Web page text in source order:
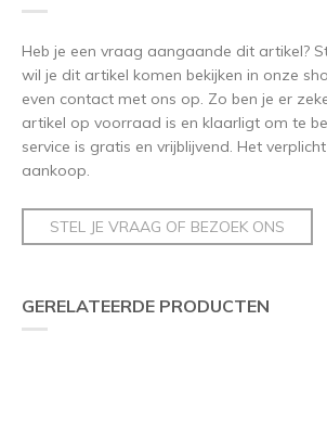
Heb je een vraag aangaande dit artikel?
wil je dit artikel komen bekijken in onze
even contact met ons op. Zo ben je er
artikel op voorraad is en klaarligt om te
service is gratis en vrijblijvend. Het
aankoop.
STEL JE VRAAG OF BEZOEK ONS
GERELATEERDE PRODUCTEN